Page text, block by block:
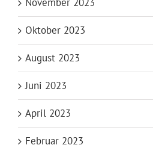
Oktober 2023
August 2023
Juni 2023
April 2023
Februar 2023